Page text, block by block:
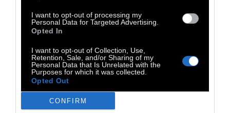
I want to opt-out of processing my
Personal Data for Targeted Advertising.
Opted In
I want to opt-out of Collection, Use,
Retention, Sale, and/or Sharing of my
Personal Data that Is Unrelated with the
Purposes for which it was collected.
Opted Out
CONFIRM
Αυτοί είναι οι μισθοί των
Τι μισθό παίρνει ο αρχιεπίσκοπος: Τι
παίρνουν οι ιερείς και πόσο φτάνουν τα
(συνήθως «μαύρα» και αφορολόγητα)
«τυχερά»;